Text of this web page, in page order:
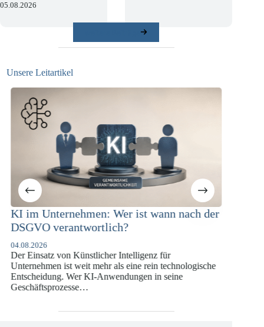
05.08.2026
Unsere Leitartikel
nach der
KI-Compliance in der
Versicherungswirtschaft mit DORA,
07.07.2026
Die europäische Digitalregulierung hat in den
vergangenen Jahren eine enorme Komplexität
die insbesondere Unternehmen der Finanz- und